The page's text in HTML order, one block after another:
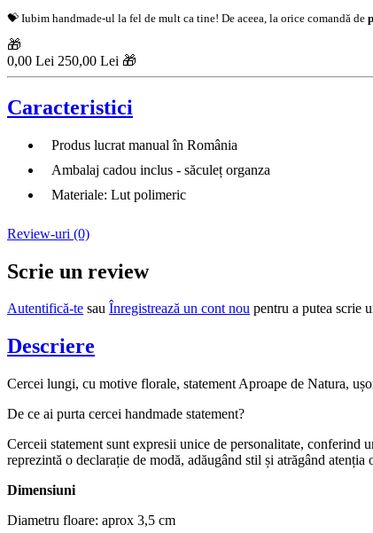
💝 Iubim handmade-ul la fel de mult ca tine! De aceea, la orice comandă de
🎁
0,00 Lei 250,00 Lei 🎁
Caracteristici
Produs lucrat manual în România
Ambalaj cadou inclus - săculeț organza
Materiale: Lut polimeric
Review-uri (0)
Scrie un review
Autentifică-te sau Înregistrează un cont nou pentru a putea scrie
Descriere
Cercei lungi, cu motive florale, statement Aproape de Natura,
De ce ai purta cercei handmade statement?
Cerceii statement sunt expresii unice de personalitate, conferind
reprezintă o declarație de modă, adăugând stil și atrăgând atenția
Dimensiuni
Diametru floare: aprox 3,5 cm